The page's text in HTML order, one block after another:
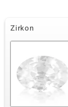
Zirkon